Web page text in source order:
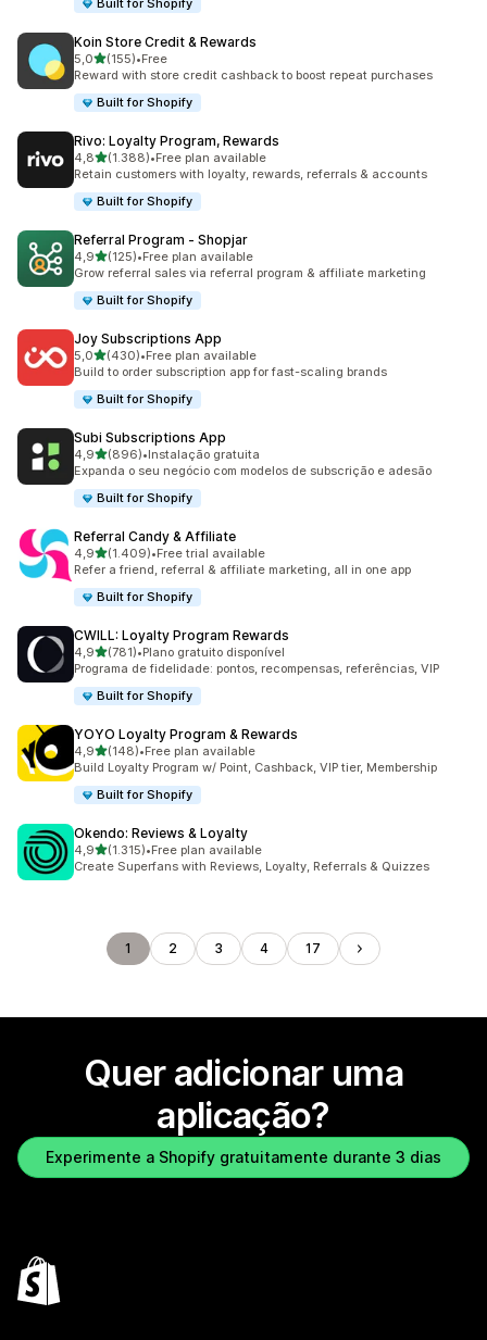
Built for Shopify
Koin Store Credit & Rewards
5,0de 5 estrelas
(155)
155 total de avaliações
•Free
Reward with store credit cashback to boost repeat purchases
Built for Shopify
Rivo: Loyalty Program, Rewards
4,8de 5 estrelas
(1.388)
1388 total de avaliações
•Free plan available
Retain customers with loyalty, rewards, referrals & accounts
Built for Shopify
Referral Program ‑ Shopjar
4,9de 5 estrelas
(125)
125 total de avaliações
•Free plan available
Grow referral sales via referral program & affiliate marketing
Built for Shopify
Joy Subscriptions App
5,0de 5 estrelas
(430)
430 total de avaliações
•Free plan available
Build to order subscription app for fast-scaling brands
Built for Shopify
Subi Subscriptions App
4,9de 5 estrelas
(896)
896 total de avaliações
•Instalação gratuita
Expanda o seu negócio com modelos de subscrição e adesão
Built for Shopify
Referral Candy & Affiliate
4,9de 5 estrelas
(1.409)
1409 total de avaliações
•Free trial available
Refer a friend, referral & affiliate marketing, all in one app
Built for Shopify
CWILL: Loyalty Program Rewards
4,9de 5 estrelas
(781)
781 total de avaliações
•Plano gratuito disponível
Programa de fidelidade: pontos, recompensas, referências, VIP
Built for Shopify
YOYO Loyalty Program & Rewards
4,9de 5 estrelas
(148)
148 total de avaliações
•Free plan available
Build Loyalty Program w/ Point, Cashback, VIP tier, Membership
Built for Shopify
Okendo: Reviews & Loyalty
4,9de 5 estrelas
(1.315)
1315 total de avaliações
•Free plan available
Create Superfans with Reviews, Loyalty, Referrals & Quizzes
1 2 3 4 17
Quer adicionar uma
aplicação?
Experimente a Shopify gratuitamente durante 3 dias